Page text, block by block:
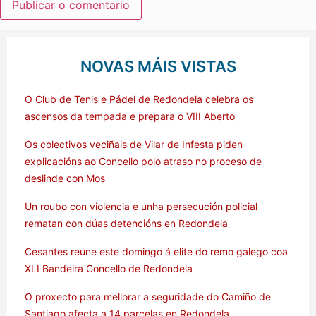
NOVAS MÁIS VISTAS
O Club de Tenis e Pádel de Redondela celebra os
ascensos da tempada e prepara o VIII Aberto
Os colectivos veciñais de Vilar de Infesta piden
explicacións ao Concello polo atraso no proceso de
deslinde con Mos
Un roubo con violencia e unha persecución policial
rematan con dúas detencións en Redondela
Cesantes reúne este domingo á elite do remo galego coa
XLI Bandeira Concello de Redondela
O proxecto para mellorar a seguridade do Camiño de
Santiago afecta a 14 parcelas en Redondela